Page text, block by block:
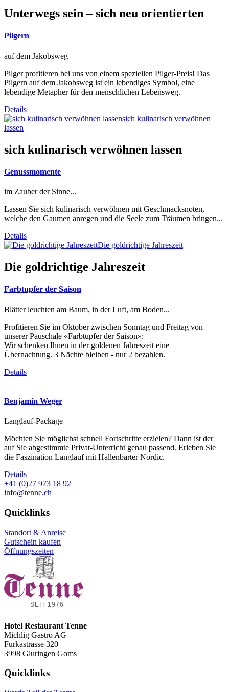
Unterwegs sein – sich neu orientierten
Pilgern
auf dem Jakobsweg
Pilger profitieren bei uns von einem speziellen Pilger-Preis! Das
Pilgern auf dem Jakobsweg ist ein lebendiges Symbol, eine
lebendige Metapher für den menschlichen Lebensweg.
Details
sich kulinarisch verwöhnen
lassen
sich kulinarisch verwöhnen lassen
Genussmomente
im Zauber der Sinne...
Lassen Sie sich kulinarisch verwöhnen mit Geschmacksnoten,
welche den Gaumen anregen und die Seele zum Träumen bringen...
Details
Die goldrichtige Jahreszeit
Die goldrichtige Jahreszeit
Farbtupfer der Saison
Blätter leuchten am Baum, in der Luft, am Boden...
Profitieren Sie im Oktober zwischen Sonntag und Freitag von
unserer Pauschale «Farbtupfer der Saison»:
Wir schenken Ihnen in der goldenen Jahreszeit eine
Übernachtung. 3 Nächte bleiben - nur 2 bezahlen.
Details
Benjamin Weger
Langlauf-Package
Möchten Sie möglichst schnell Fortschritte erzielen? Dann ist der
auf Sie abgestimmte Privat-Unterricht genau passend. Erleben Sie
die Faszination Langlauf mit Hallenbarter Nordic.
Details
+41 (0)27 973 18 92
info@tenne.ch
Quicklinks
Standort & Anreise
Gutschein kaufen
Öffnungszeiten
Hotel Restaurant Tenne
Michlig Gastro AG
Furkastrasse 320
3998 Gluringen Goms
Quicklinks